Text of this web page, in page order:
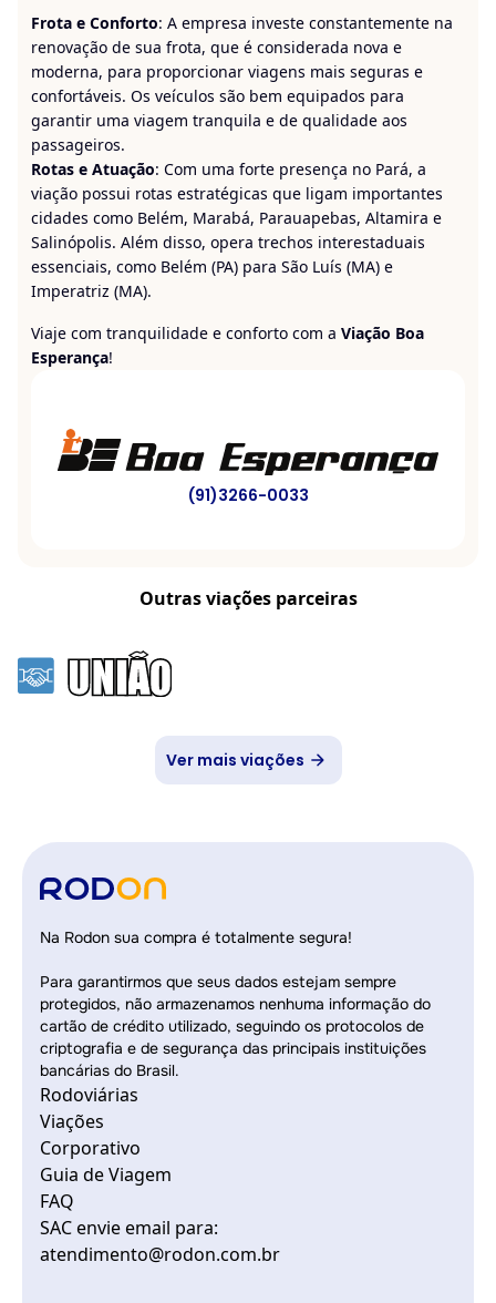
Frota e Conforto: A empresa investe constantemente na
renovação de sua frota, que é considerada nova e
moderna, para proporcionar viagens mais seguras e
confortáveis. Os veículos são bem equipados para
garantir uma viagem tranquila e de qualidade aos
passageiros.
Rotas e Atuação: Com uma forte presença no Pará, a
viação possui rotas estratégicas que ligam importantes
cidades como Belém, Marabá, Parauapebas, Altamira e
Salinópolis. Além disso, opera trechos interestaduais
essenciais, como Belém (PA) para São Luís (MA) e
Imperatriz (MA).
Viaje com tranquilidade e conforto com a Viação Boa
Esperança!
(91)3266-0033
Outras viações parceiras
Ver mais viações
Na Rodon sua compra é totalmente segura!
Para garantirmos que seus dados estejam sempre
protegidos, não armazenamos nenhuma informação do
cartão de crédito utilizado, seguindo os protocolos de
criptografia e de segurança das principais instituições
bancárias do Brasil.
Rodoviárias
Viações
Corporativo
Guia de Viagem
FAQ
SAC envie email para:
atendimento@rodon.com.br